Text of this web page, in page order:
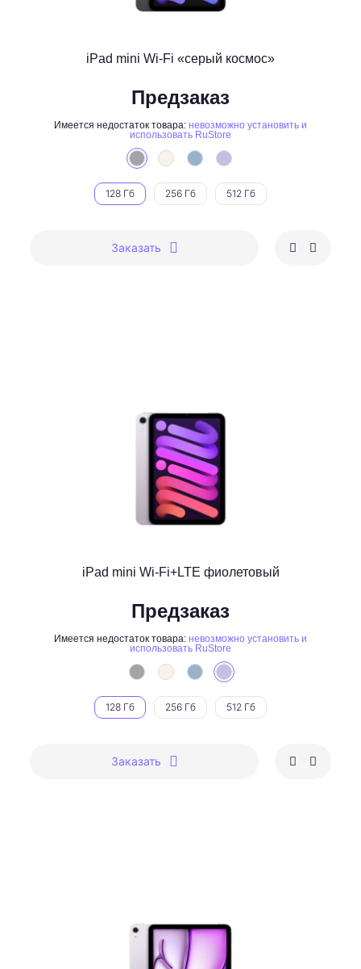
iPad mini Wi-Fi «серый космос»
Предзаказ
Имеется недостаток товара: невозможно установить и
использовать RuStore
128 Гб 256 Гб 512 Гб
Заказать
iPad mini Wi-Fi+LTE фиолетовый
Предзаказ
Имеется недостаток товара: невозможно установить и
использовать RuStore
128 Гб 256 Гб 512 Гб
Заказать